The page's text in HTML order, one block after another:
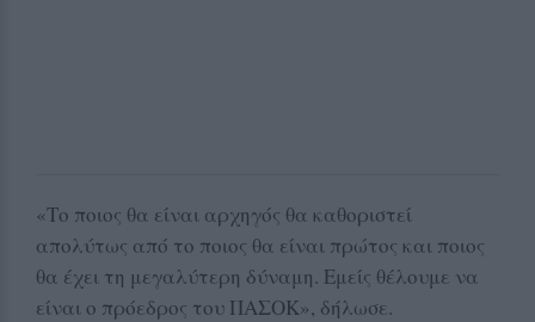
«Το ποιος θα είναι αρχηγός θα καθοριστεί
απολύτως από το ποιος θα είναι πρώτος και ποιος
θα έχει τη μεγαλύτερη δύναμη. Εμείς θέλουμε να
είναι ο πρόεδρος του ΠΑΣΟΚ», δήλωσε.